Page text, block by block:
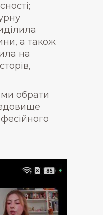
а також
на
обрати